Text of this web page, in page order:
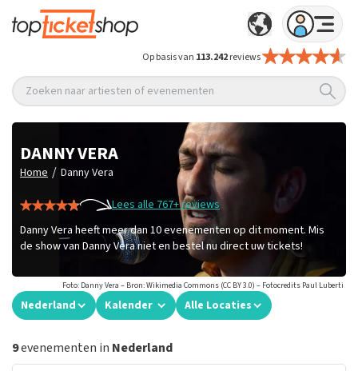
Op basis van 113.242reviews
Zoeken naar artiesten of evenementen
DANNY VERA
Home / Danny Vera
Lees alle 767+ reviews
Danny Vera heeft meer dan 10 evenementen op dit moment. Mis
de show van Danny Vera niet en bestel nu direct uw tickets!
Foto: Danny Vera – Bron: Wikimedia Commons (CC BY 3.0) – Fotocredits Paul Luberti
Nederland Kalender Alle Locaties
9evenementen in Nederland